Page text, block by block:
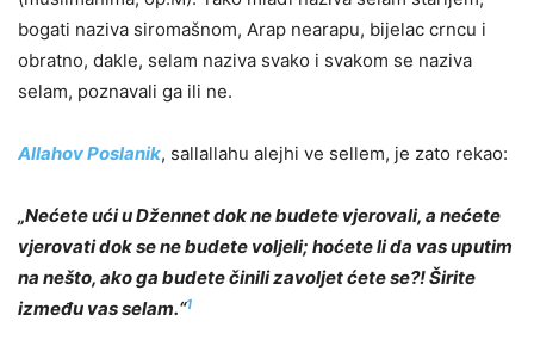
bogati naziva siromašnom, Arap nearapu, bijelac crncu i
obratno, dakle, selam naziva svako i svakom se naziva
selam, poznavali ga ili ne.
Allahov Poslanik, sallallahu alejhi ve sellem, je zato rekao:
„Nećete ući u Džennet dok ne budete vjerovali, a nećete
vjerovati dok se ne budete voljeli; hoćete li da vas uputim
na nešto, ako ga budete činili zavoljet ćete se?! Širite
između vas selam.“1